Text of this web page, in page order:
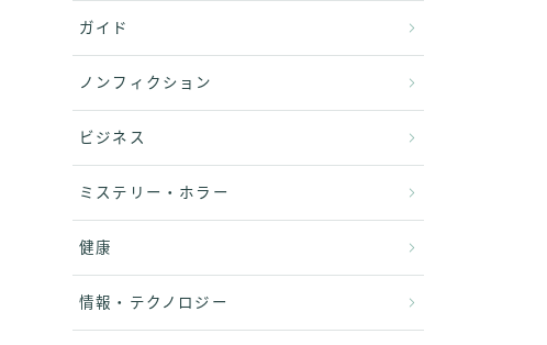
ガイド
ノンフィクション
ビジネス
ミステリー・ホラー
健康
情報・テクノロジー